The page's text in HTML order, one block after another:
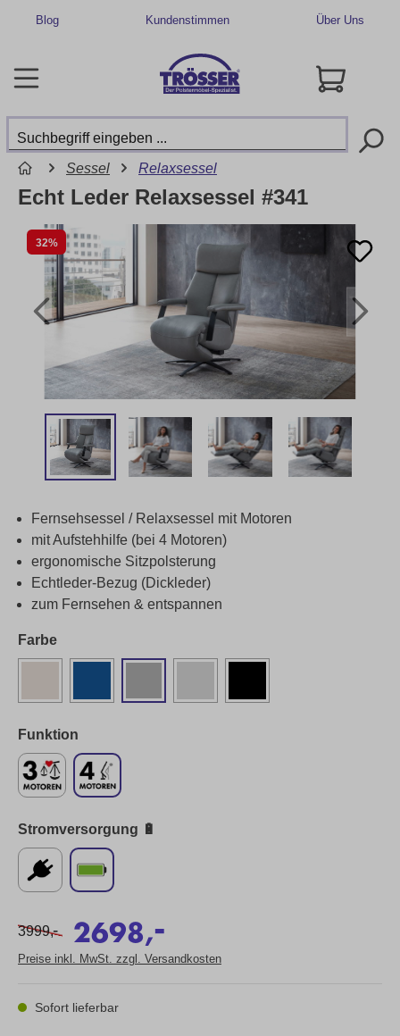
Blog Kundenstimmen Über Uns
Sessel Relaxsessel
32%
Echt Leder Relaxsessel #341
Fernsehsessel / Relaxsessel mit Motoren
mit Aufstehhilfe (bei 4 Motoren)
ergonomische Sitzpolsterung
Echtleder-Bezug (Dickleder)
zum Fernsehen & entspannen
Farbe
Funktion
Stromversorgung 🔋
3999,- 2698,
-
Preise inkl. MwSt. zzgl. Versandkosten
Sofort lieferbar